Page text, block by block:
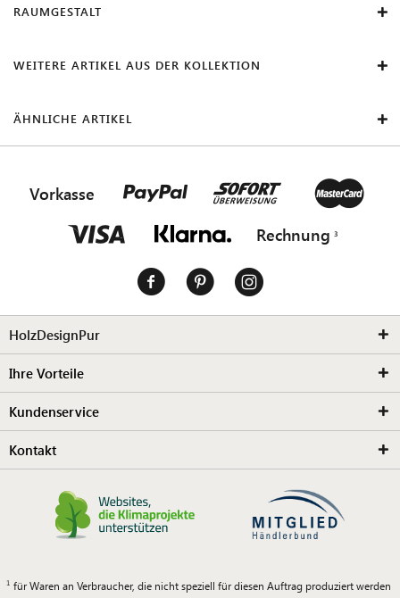
RAUMGESTALT
WEITERE ARTIKEL AUS DER KOLLEKTION
ÄHNLICHE ARTIKEL
Vorkasse
Rechnung
HolzDesignPur
Ihre Vorteile
Kundenservice
Kontakt
für Waren an Verbraucher, die nicht speziell für diesen Auftrag produziert werden